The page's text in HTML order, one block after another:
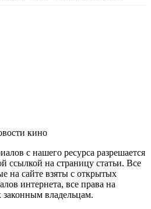
кино
с нашего ресурса разрешается
ссылкой на страницу статьи. Все
на сайте взяты с открытых
интернета, все права на
законным владельцам.